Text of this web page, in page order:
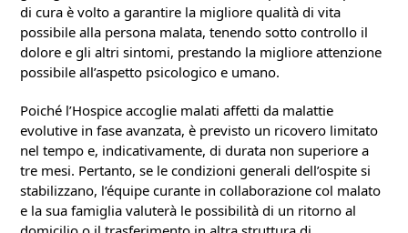
di cura è volto a garantire la migliore qualità di vita
possibile alla persona malata, tenendo sotto controllo il
dolore e gli altri sintomi, prestando la migliore attenzione
possibile all’aspetto psicologico e umano.
Poiché l’Hospice accoglie malati affetti da malattie
evolutive in fase avanzata, è previsto un ricovero limitato
nel tempo e, indicativamente, di durata non superiore a
tre mesi. Pertanto, se le condizioni generali dell’ospite si
stabilizzano, l’équipe curante in collaborazione col malato
e la sua famiglia valuterà le possibilità di un ritorno al